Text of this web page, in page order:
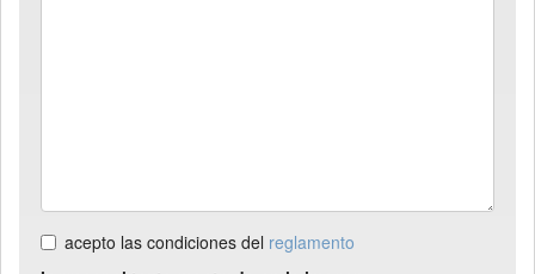
acepto las condiciones del reglamento